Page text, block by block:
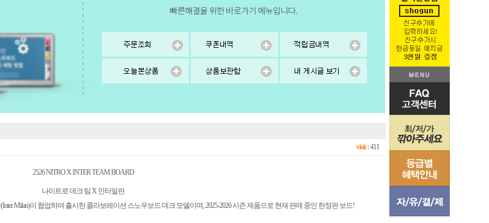
visit :411
2526 NITRO X INTER TEAM BOARD
나이트로 데크 팀 X 인터밀란
Milan)이 협업하여 출시한 콜라보레이션 스노우보드 데크 모델이며, 2025-2026 시즌 제품으로 현재 판매 중인 한정판 보드!